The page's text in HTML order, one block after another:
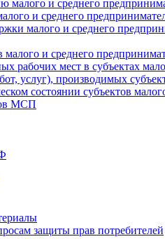
малого и среднего
и среднего
малого и среднего
и среднего
рабочих мест в субъектах
услуг), производимых
состоянии субъектов
МСП
защиты прав потребителей